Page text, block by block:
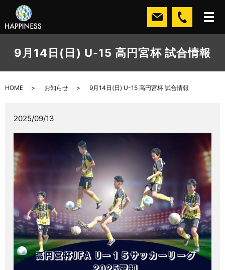
9月14日(日) U-15 高円宮杯 試合情報
HOME お知らせ 9月14日(日) U-15 高円宮杯 試合情報
2025/09/13